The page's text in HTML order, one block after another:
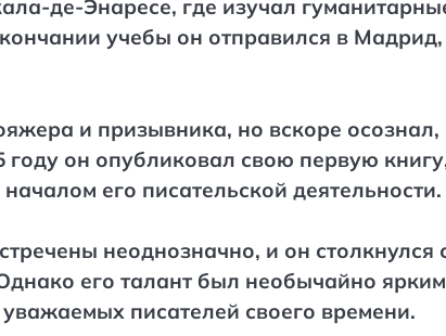
де-Энаресе, где изучал
учебы он отправился в Мадрид,
и призывника, но вскоре осознал,
году он опубликовал свою первую
его писательской деятельности.
неоднозначно, и он столкнулся
его талант был необычайно
писателей своего времени.